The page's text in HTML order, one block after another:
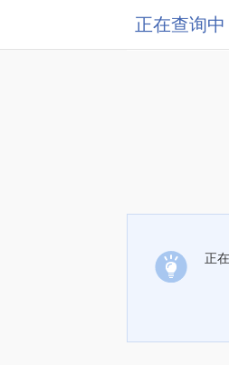
正在查询中
正